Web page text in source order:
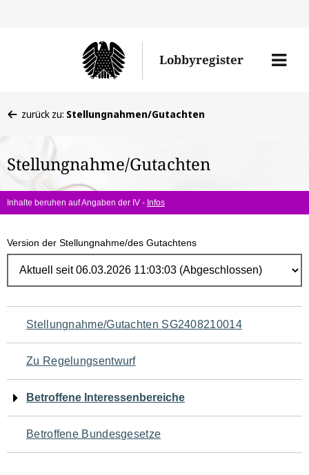
Lobbyregister
Menü
befinden
hier:
zurück zu: Stellungnahmen/Gutachten
Stellungnahme/Gutachten
Inhalte beruhen auf Angaben der IV - Infos
Version der Stellungnahme/des Gutachtens
Navigation
für
den
Seiteninhalt
Stellungnahme/Gutachten SG2408210014
Zu Regelungsentwurf
Betroffene Interessenbereiche
Betroffene Bundesgesetze